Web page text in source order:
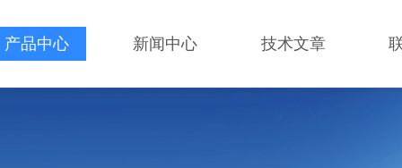
产品中心 新闻中心 技术文章